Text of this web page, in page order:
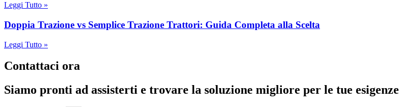
Leggi Tutto »
Doppia Trazione vs Semplice Trazione Trattori: Guida Completa alla Scelta
Leggi Tutto »
Contattaci ora
Siamo pronti ad assisterti e trovare la soluzione migliore per le tue esigenze